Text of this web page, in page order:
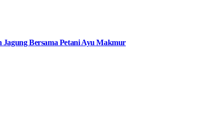
Bersama Petani Ayu Makmur